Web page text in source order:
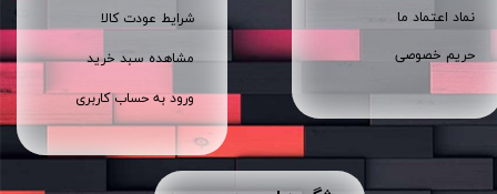
نماد اعتماد ما
حریم خصوصی
شرایط عودت کالا
مشاهده سبد خرید
ورود به حساب کاربری